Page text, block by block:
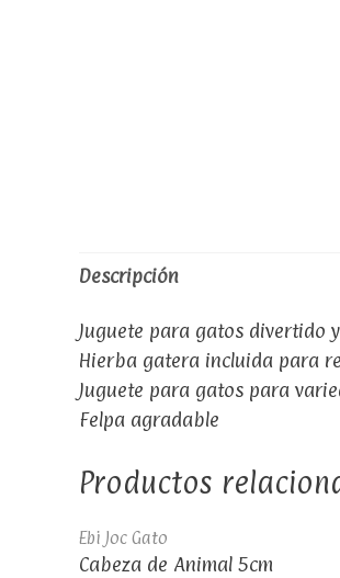
Descripción
Juguete para gatos divertido
Hierba gatera incluida para
Juguete para gatos para
Felpa agradable
Productos
Ebi Joc Gato
Cabeza de Animal 5cm